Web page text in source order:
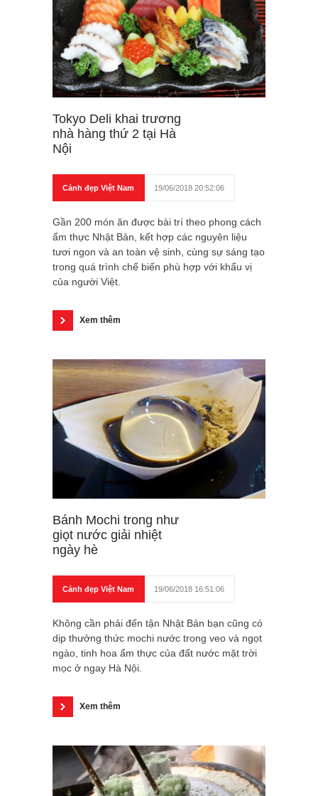
Tokyo Deli khai trương
nhà hàng thứ 2 tại Hà
Nội
Cảnh đẹp Việt Nam 19/06/2018 20:52:06
Gần 200 món ăn được bài trí theo phong cách
ẩm thực Nhật Bản, kết hợp các nguyên liệu
tươi ngon và an toàn vệ sinh, cùng sự sáng tạo
trong quá trình chế biến phù hợp với khẩu vị
của người Việt.
Xem thêm
Bánh Mochi trong như
giọt nước giải nhiệt
ngày hè
Cảnh đẹp Việt Nam 19/06/2018 16:51:06
Không cần phải đến tận Nhật Bản bạn cũng có
dịp thưởng thức mochi nước trong veo và ngọt
ngào, tinh hoa ẩm thực của đất nước mặt trời
mọc ở ngay Hà Nội.
Xem thêm